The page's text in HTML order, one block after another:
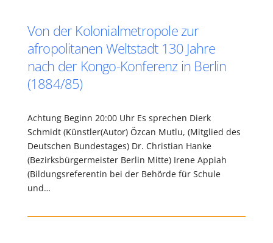
Von der Kolonialmetropole zur
afropolitanen Weltstadt 130 Jahre
nach der Kongo-Konferenz in Berlin
(1884/85)
Achtung Beginn 20:00 Uhr Es sprechen Dierk
Schmidt (Künstler(Autor) Özcan Mutlu, (Mitglied des
Deutschen Bundestages) Dr. Christian Hanke
(Bezirksbürgermeister Berlin Mitte) Irene Appiah
(Bildungsreferentin bei der Behörde für Schule
und…